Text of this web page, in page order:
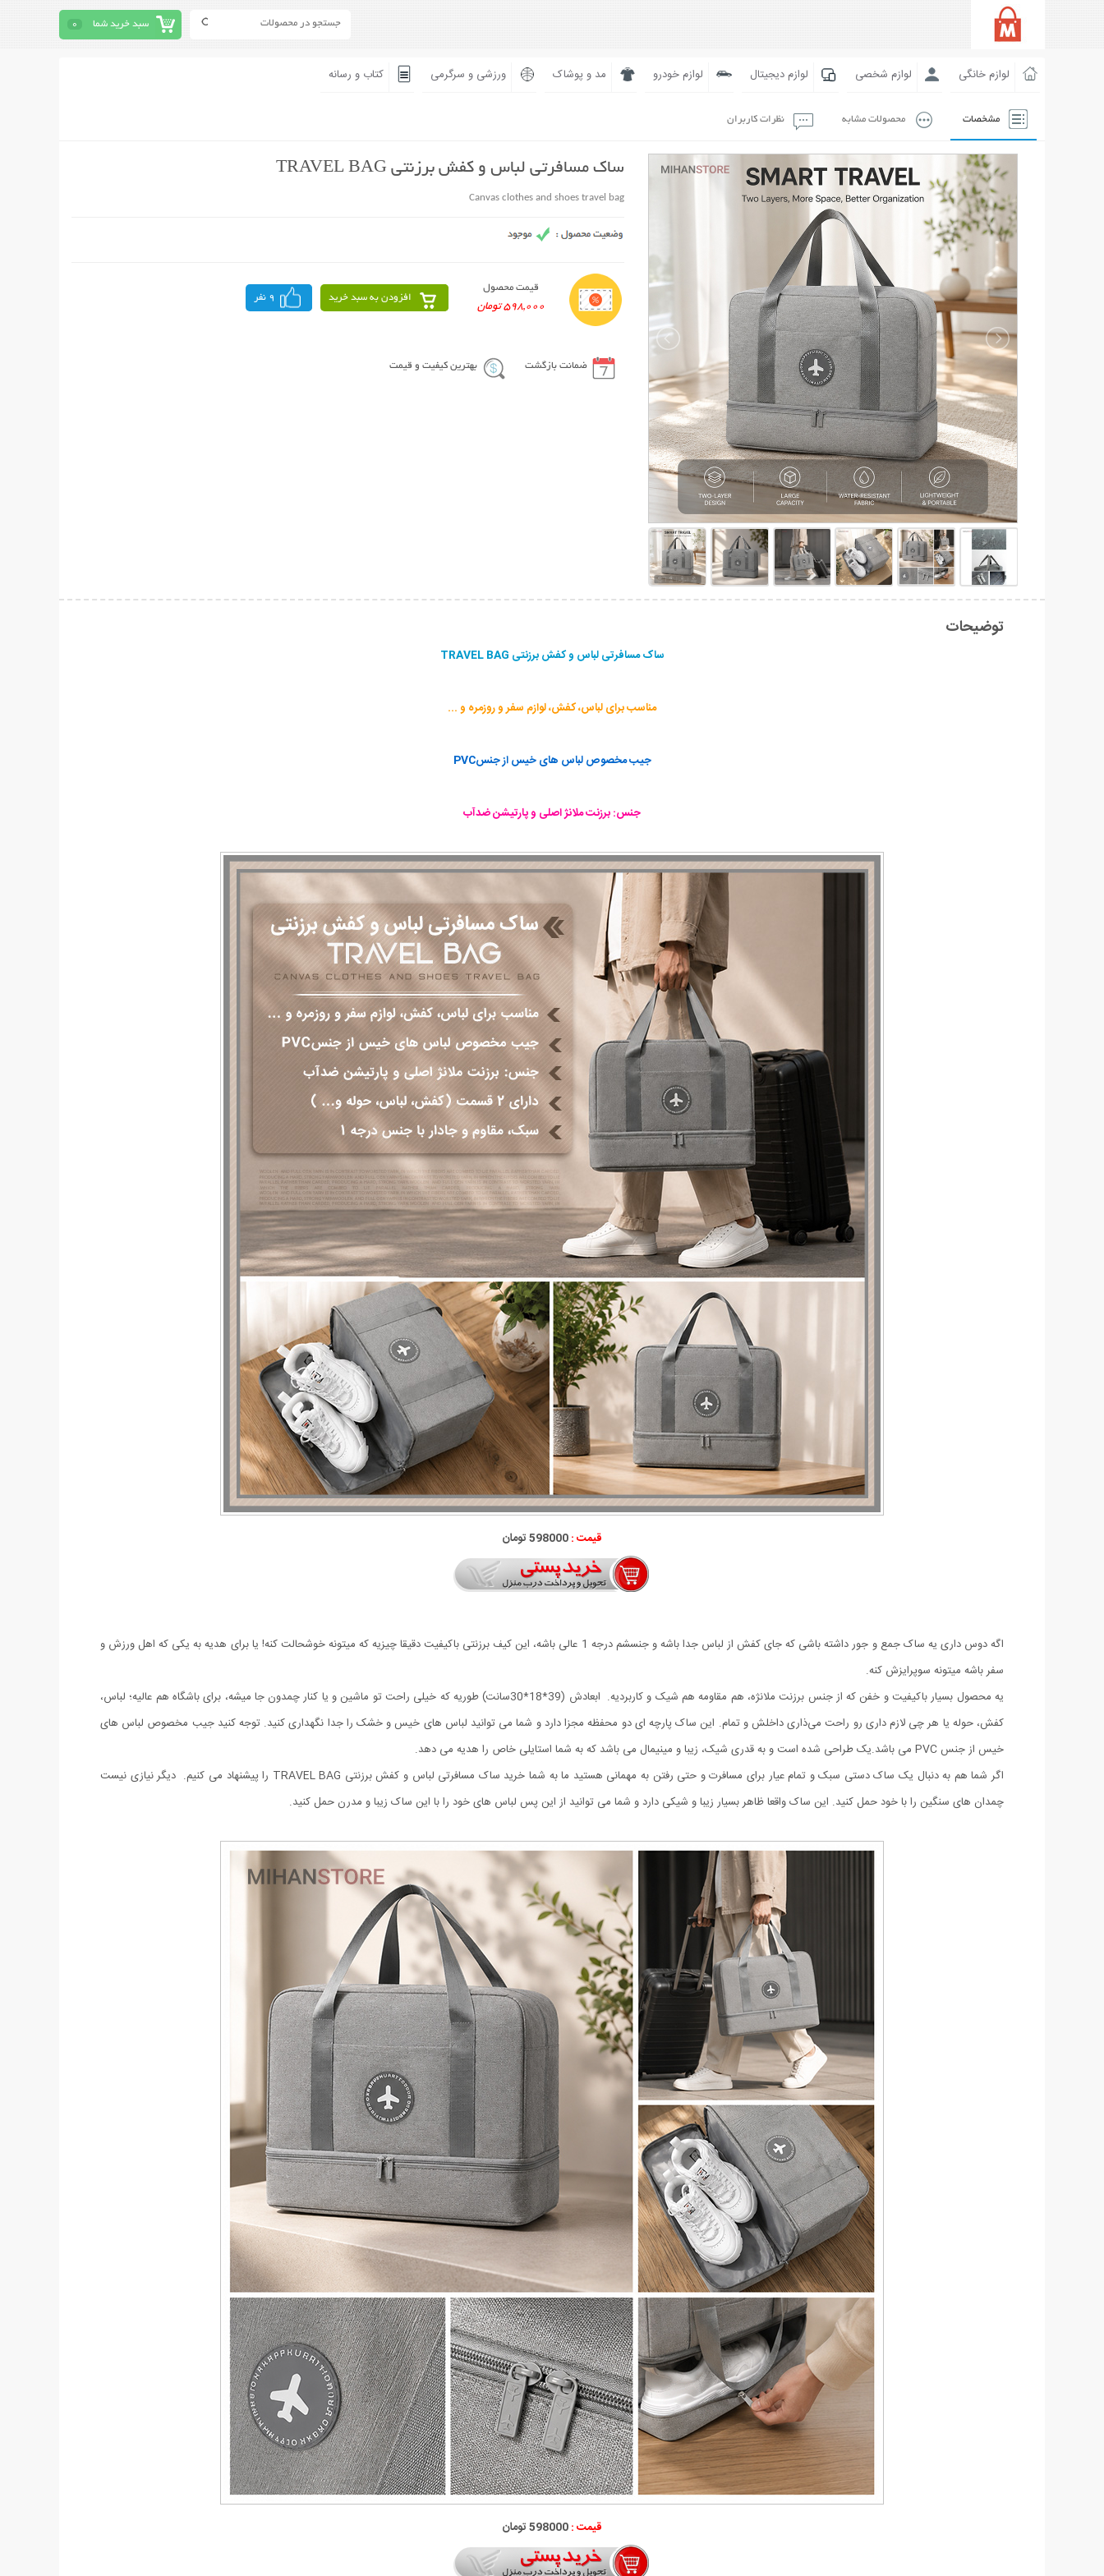
سبد خرید شما 0
لوازم خانگی لوازم شخصی لوازم دیجیتال لوازم خودرو مد و پوشاک ورزشی و سرگرمی کتاب و رسانه
مشخصات محصولات مشابه نظرات کاربران
ساک مسافرتی لباس و کفش برزنتی TRAVEL BAG
Canvas clothes and shoes travel bag
قیمت محصول
598,000 تومان
افزودن به سبد خرید 9 نفر
ضمانت بازگشت بهترین کیفیت و قیمت
توضیحات
ساک مسافرتی لباس و کفش برزنتی TRAVEL BAG
مناسب برای لباس، کفش، لوازم سفر و روزمره و ...
جیب مخصوص لباس های خیس از جنسPVC
جنس: برزنت ملانژ اصلی و پارتیشن ضدآب
قیمت :598000 تومان
اگه دوس داری یه ساک جمع و جور داشته باشی که جای کفش از لباس جدا باشه و جنسشم درجه 1 عالی باشه، این کیف برزنتی باکیفیت دقیقا چیزیه که میتونه خوشحالت کنه! یا برای هدیه به یکی که اهل ورزش و
سفر باشه میتونه سوپرایزش کنه.
یه محصول بسیار باکیفیت و خفن که از جنس برزنت ملانژه، هم مقاومه هم شیک و کاربردیه. ابعادش (39*18*30سانت) طوریه که خیلی راحت تو ماشین و یا کنار چمدون جا میشه، برای باشگاه هم عالیه؛ لباس،
کفش، حوله یا هر چی لازم داری رو راحت می‌ذاری داخلش و تمام. این ساک پارچه ای دو محفظه مجزا دارد و شما می توانید لباس های خیس و خشک را جدا نگهداری کنید. توجه کنید جیب مخصوص لباس های
خیس از جنس PVC می باشد.یک طراحی شده است و به قدری شیک، زیبا و مینیمال می باشد که به شما استایلی خاص را هدیه می دهد.
اگر شما هم به دنبال یک ساک دستی سبک و تمام عیار برای مسافرت و حتی رفتن به مهمانی هستید ما به شما خرید ساک مسافرتی لباس و کفش برزنتی TRAVEL BAG را پیشنهاد می کنیم. دیگر نیازی نیست
چمدان های سنگین را با خود حمل کنید. این ساک واقعا ظاهر بسیار زیبا و شیکی دارد و شما می توانید از این پس لباس های خود را با این ساک زیبا و مدرن حمل کنید.
قیمت :598000 تومان